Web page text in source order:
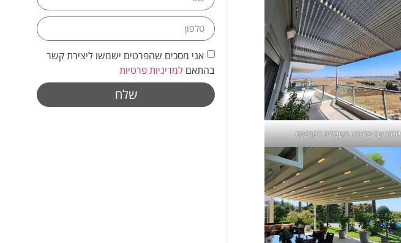
מחיר של פרגולה חשמלית למרפסת
אני מסכים שהפרטים ישמשו ליצירת קשר
בהתאם למדיניות פרטיות
שלח